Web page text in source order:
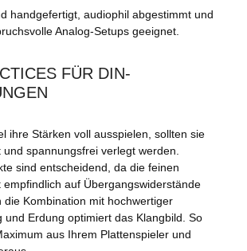
handgefertigt, audiophil abgestimmt und
Analog-Setups geeignet.
FÜR DIN-
ihre Stärken voll ausspielen, sollten sie
spannungsfrei verlegt werden.
sind entscheidend, da die feinen
auf Übergangswiderstände
die Kombination mit hochwertiger
und Erdung optimiert das Klangbild. So
aus Ihrem Plattenspieler und